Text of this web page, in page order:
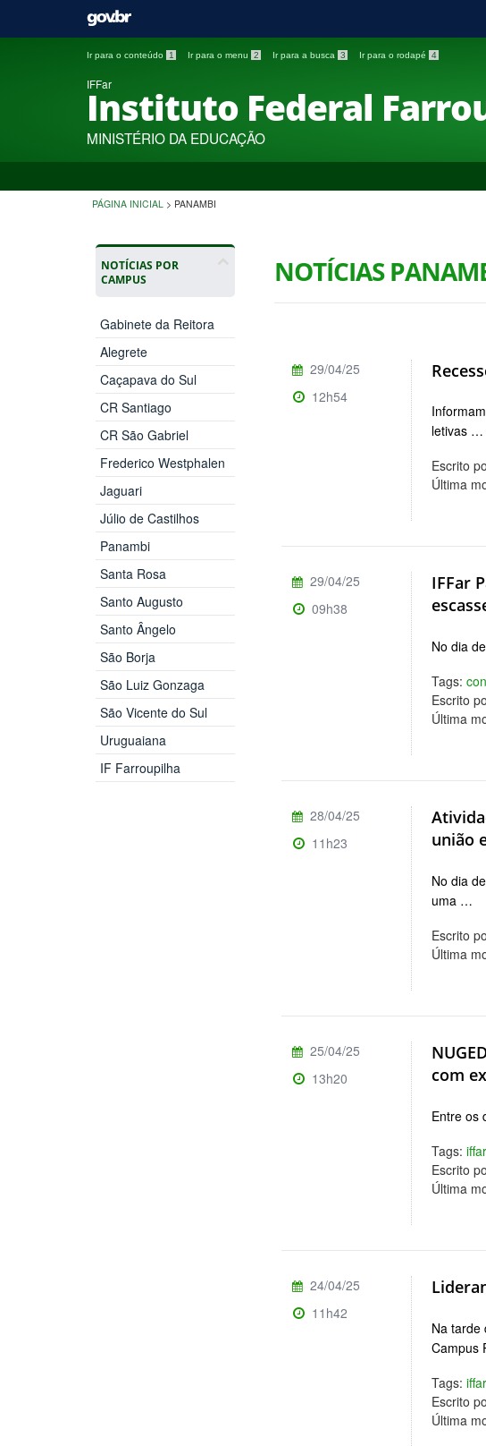
Ir para o conteúdo 1 Ir para o menu 2 Ir para a busca 3 Ir para o rodapé 4
IFFar
Instituto Federal
MINISTÉRIO DA EDUCAÇÃO
PÁGINA INICIAL > PANAMBI
NOTÍCIAS POR
CAMPUS
Gabinete da Reitora
Alegrete
Caçapava do Sul
CR Santiago
CR São Gabriel
Frederico Westphalen
Jaguari
Júlio de Castilhos
Panambi
Santa Rosa
Santo Augusto
Santo Ângelo
São Borja
São Luiz Gonzaga
São Vicente do Sul
Uruguaiana
IF Farroupilha
NOTÍCIAS
letivas …
Escrito
Última
29/04/25
12h54
IFFar
No dia
Tags:
Escrito
Última
29/04/25
09h38
união
No dia
uma …
Escrito
Última
28/04/25
11h23
com
Entre os
Tags:
Escrito
Última
25/04/25
13h20
Na
Campus
Tags:
Escrito
Última
24/04/25
11h42